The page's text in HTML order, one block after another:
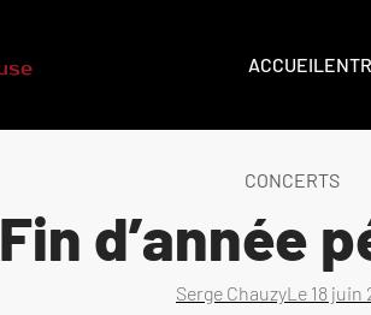
ACCUEIL
CONCERTS
Fin d’année
Serge ChauzyLe 18 juin